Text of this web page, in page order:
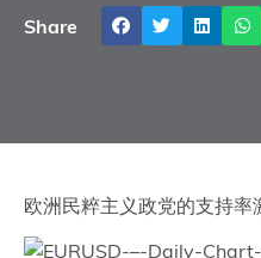
Share
欧洲民粹主义政党的支持率